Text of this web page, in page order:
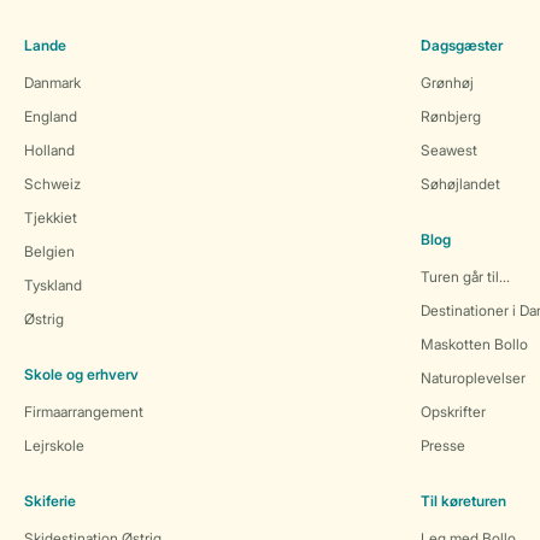
Lande
Danmark
England
Holland
Schweiz
Tjekkiet
Belgien
Tyskland
Østrig
Skole og erhverv
Firmaarrangement
Lejrskole
Skiferie
Dagsgæster
Grønhøj
Rønbjerg
Seawest
Søhøjlandet
Blog
Turen går til...
Destinationer i
Maskotten Bollo
Naturoplevelser
Opskrifter
Presse
Til køreturen